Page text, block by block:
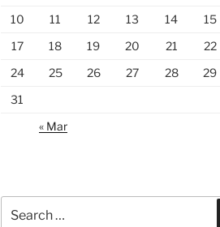
10
11 12 13 14 15
17
18 19 20 21 22
24
25 26 27 28 29
31
« Mar
for: